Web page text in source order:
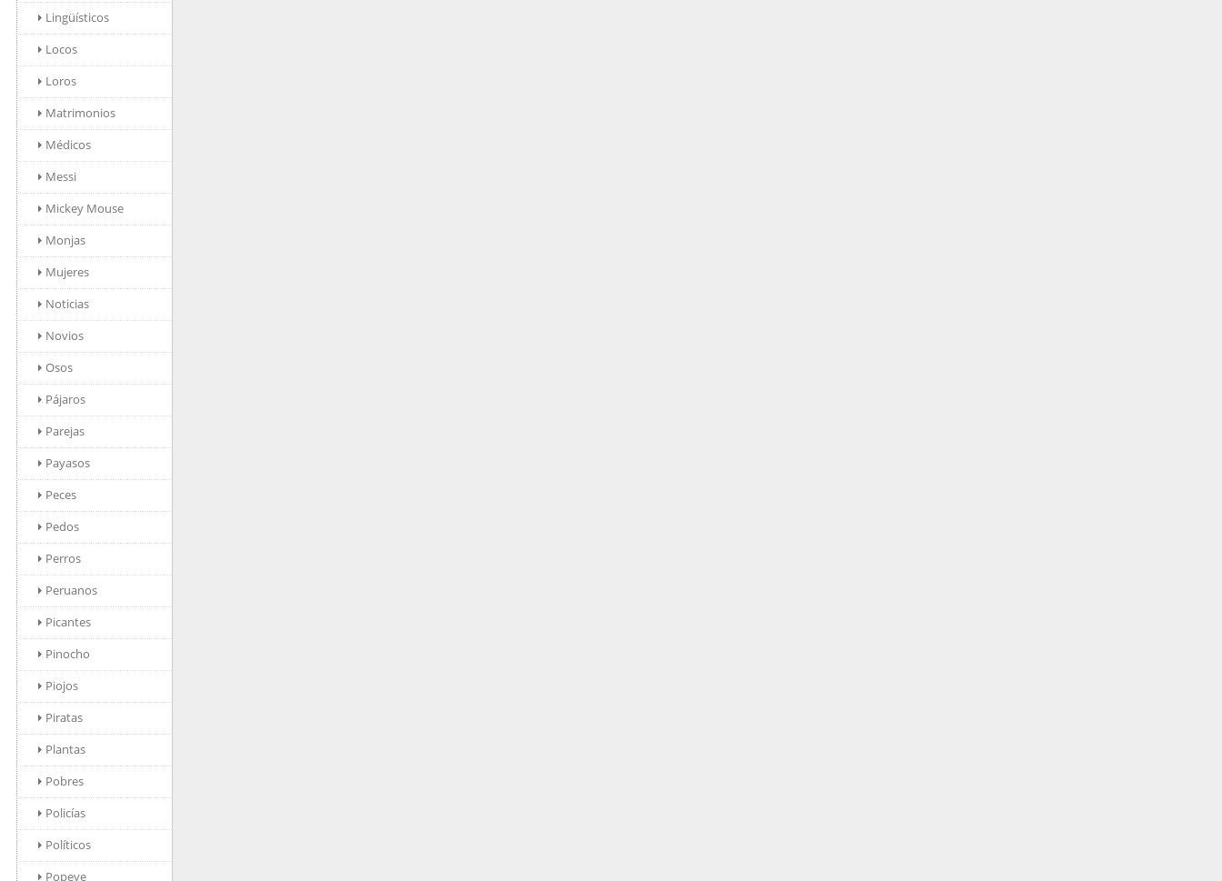
Lingüísticos
Locos
Loros
Matrimonios
Médicos
Messi
Mickey Mouse
Monjas
Mujeres
Noticias
Novios
Osos
Pájaros
Parejas
Payasos
Peces
Pedos
Perros
Peruanos
Picantes
Pinocho
Piojos
Piratas
Plantas
Pobres
Policías
Políticos
Popeye